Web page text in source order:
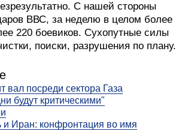
С нашей стороны
ВВС, за неделю в целом более
220 боевиков. Сухопутные силы
поиски, разрушения по плану.
вал посреди сектора Газа
будут критическими"
Иран: конфронтация во имя